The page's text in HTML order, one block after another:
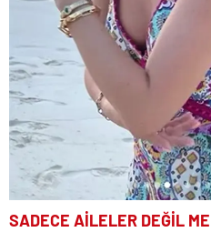
SADECE AİLELER DEĞİL